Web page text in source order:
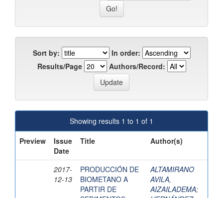
Sort by:
In order:
Results/Page
Authors/Record:
Showing results 1 to 1 of 1
Preview
Issue
Date
Title Author(s)
2017-
12-13
PRODUCCIÓN DE
BIOMETANO A
PARTIR DE
ALTAMIRANO
AVILA,
AIZAILADEMA;